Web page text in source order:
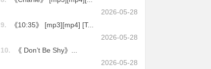
2026-05-28
9.
《10:35》 [mp3][mp4] [T...
2026-05-28
10.
《 Don’t Be Shy》...
2026-05-28